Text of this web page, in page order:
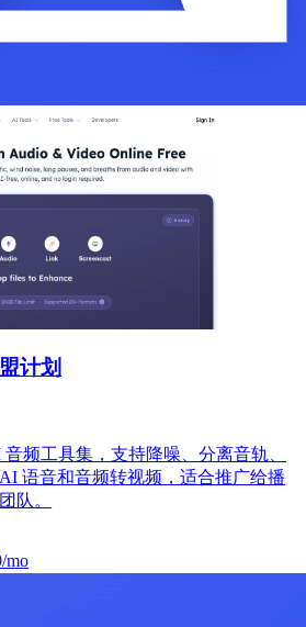
计划
音频工具集，支持降噪、分离音轨、
语音和音频转视频，适合推广给播
队。
mo